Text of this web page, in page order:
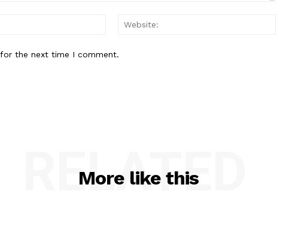
Email:*
the next time I comment.
More like this
RELATED